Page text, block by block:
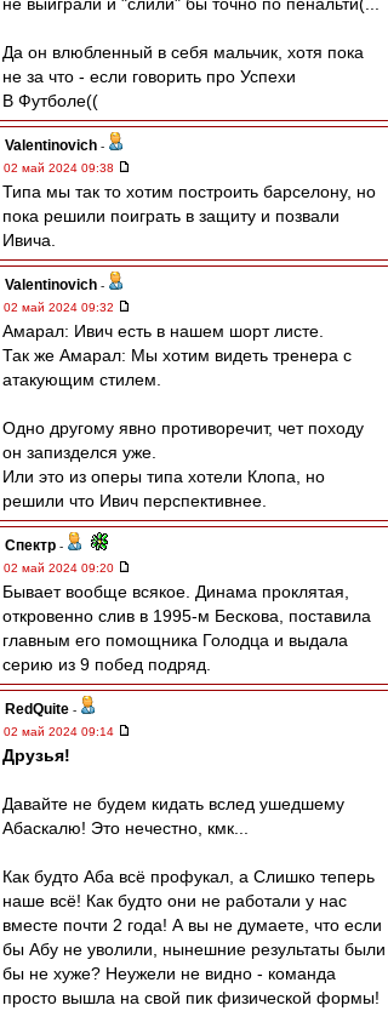
Да он влюбленный в себя мальчик, хотя пока
не за что - если говорить про Успехи
В Футболе((
Valentinovich -
02 май 2024 09:38
Типа мы так то хотим построить барселону, но
пока решили поиграть в защиту и позвали
Ивича.
Valentinovich -
02 май 2024 09:32
Амарал: Ивич есть в нашем шорт листе.
Так же Амарал: Мы хотим видеть тренера с
атакующим стилем.
Одно другому явно противоречит, чет походу
он запизделся уже.
Или это из оперы типа хотели Клопа, но
решили что Ивич перспективнее.
Спектр -
02 май 2024 09:20
Бывает вообще всякое. Динама проклятая,
откровенно слив в 1995-м Бескова, поставила
главным его помощника Голодца и выдала
серию из 9 побед подряд.
RedQuite -
02 май 2024 09:14
Друзья!
Давайте не будем кидать вслед ушедшему
Абаскалю! Это нечестно, кмк...
Как будто Аба всё профукал, а Слишко теперь
наше всё! Как будто они не работали у нас
вместе почти 2 года! А вы не думаете, что если
бы Абу не уволили, нынешние результаты были
бы не хуже? Неужели не видно - команда
просто вышла на свой пик физической формы!